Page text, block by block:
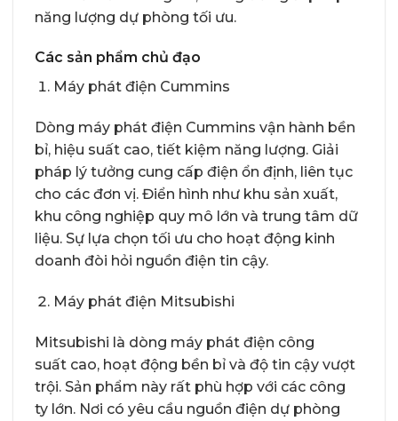
năng lượng dự phòng tối ưu.
Các sản phẩm chủ đạo
Máy phát điện Cummins
Dòng máy phát điện Cummins vận hành bền
bỉ, hiệu suất cao, tiết kiệm năng lượng. Giải
pháp lý tưởng cung cấp điện ổn định, liên tục
cho các đơn vị. Điển hình như khu sản xuất,
khu công nghiệp quy mô lớn và trung tâm dữ
liệu. Sự lựa chọn tối ưu cho hoạt động kinh
doanh đòi hỏi nguồn điện tin cậy.
Máy phát điện Mitsubishi
Mitsubishi là dòng máy phát điện công
suất cao, hoạt động bền bỉ và độ tin cậy vượt
trội. Sản phẩm này rất phù hợp với các công
ty lớn. Nơi có yêu cầu nguồn điện dự phòng